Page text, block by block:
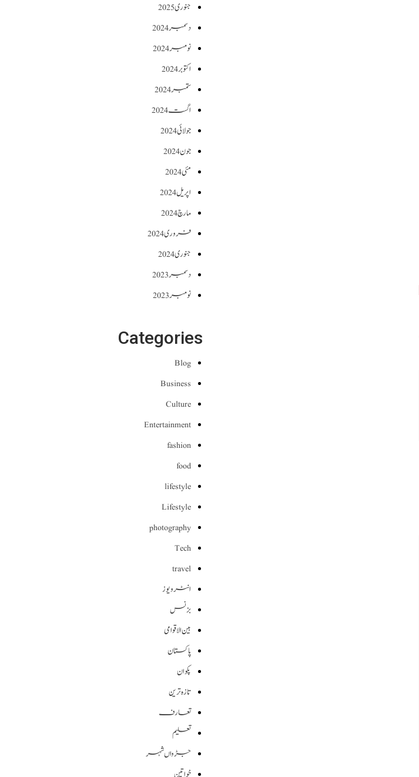
جنوری 2025
دسمبر 2024
نومبر 2024
اکتوبر 2024
ستمبر 2024
اگست 2024
جولائی 2024
جون 2024
مئی 2024
اپریل 2024
مارچ 2024
فروری 2024
جنوری 2024
دسمبر 2023
نومبر 2023
Categories
Blog
Business
Culture
Entertainment
fashion
food
lifestyle
Lifestyle
photography
Tech
travel
انٹرویوز
بزنس
بین الاقوامی
پاکستان
پکوان
تازہ ترین
تعارف
تعلیم
جڑواں شہر